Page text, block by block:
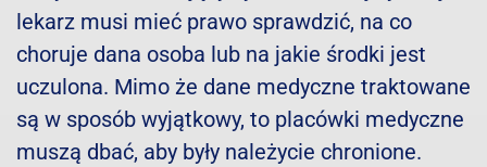
lekarz musi mieć prawo sprawdzić, na co
choruje dana osoba lub na jakie środki jest
uczulona. Mimo że dane medyczne traktowane
są w sposób wyjątkowy, to placówki medyczne
muszą dbać, aby były należycie chronione.